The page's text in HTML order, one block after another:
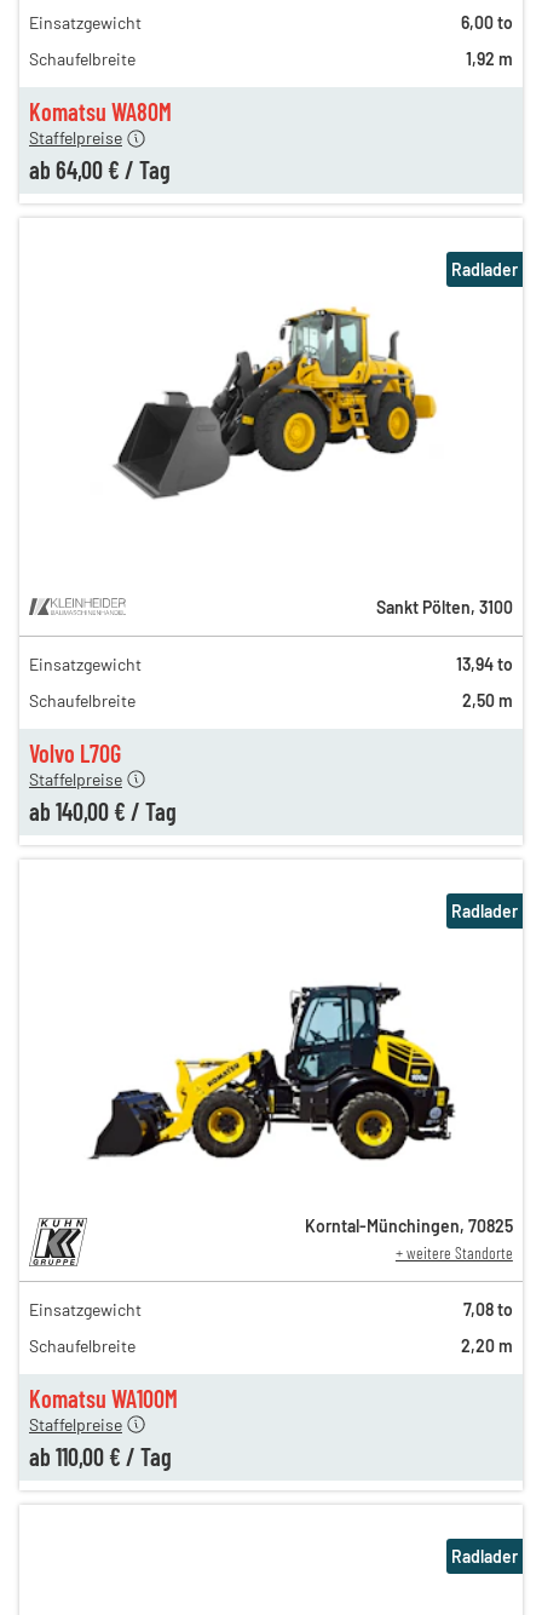
Komatsu WA80M
230,00 €
150,00 €
Staffelpreise
ab 64,00 € / Tag
Einsatzgewicht
6,00 to
Schaufelbreite
1,92 m
Volvo L70G
250,00 €
170,00 €
Staffelpreise
ab 140,00 € / Tag
Radlader
Sankt Pölten, 3100
Einsatzgewicht
13,94 to
Schaufelbreite
2,50 m
Komatsu WA100M
158,00 €
138,00 €
Staffelpreise
ab 110,00 € / Tag
Radlader
Korntal-Münchingen, 70825
+ weitere Standorte
Einsatzgewicht
7,08 to
Schaufelbreite
2,20 m
Radlader